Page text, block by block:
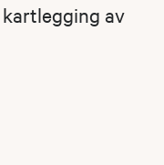
av